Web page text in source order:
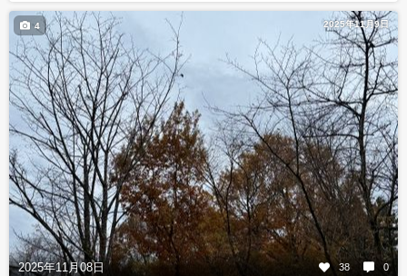
2025年11月9日
2025年11月08日 38 0
4